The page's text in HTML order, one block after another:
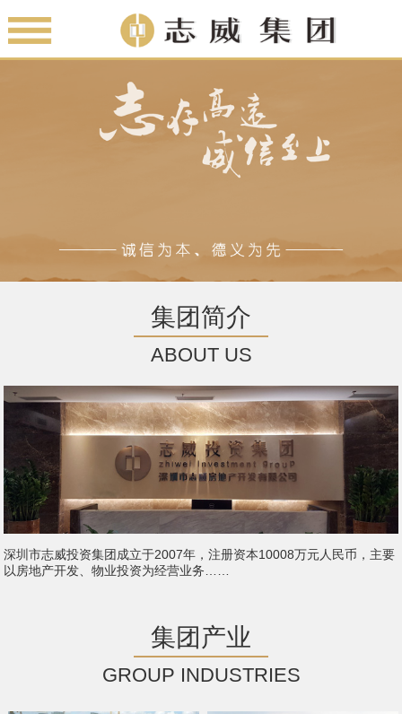
集团简介
ABOUT US
深圳市志威投资集团成立于2007年，注册资本10008万元人民币，主要
以房地产开发、物业投资为经营业务……
集团产业
GROUP INDUSTRIES